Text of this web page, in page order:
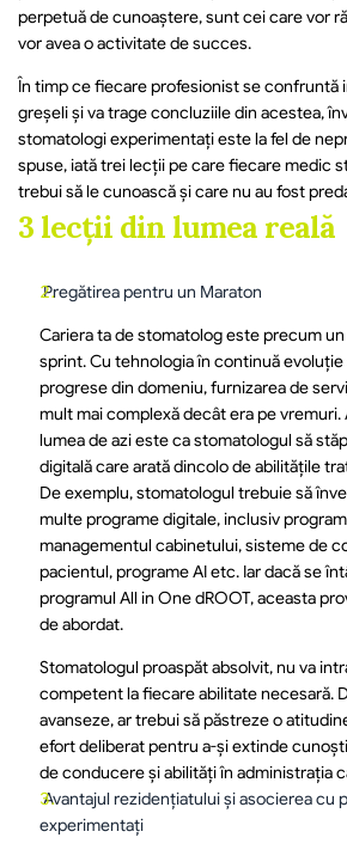
perpetuă de cunoaștere, sunt cei care vor
vor avea o activitate de succes.
În timp ce fiecare profesionist se confruntă
greșeli și va trage concluziile din acestea,
stomatologi experimentați este la fel de
spuse, iată trei lecții pe care fiecare medic
trebui să le cunoască și care nu au fost
3 lecții din lumea reală
Pregătirea pentru un Maraton
Cariera ta de stomatolog este precum
sprint. Cu tehnologia în continuă
progrese din domeniu, furnizarea de
mult mai complexă decât era pe
lumea de azi este ca stomatologul să
digitală care arată dincolo de abilitățile
De exemplu, stomatologul trebuie să
multe programe digitale, inclusiv
managementul cabinetului, sisteme de
pacientul, programe AI etc. Iar dacă se
programul All in One dROOT, aceasta
de abordat.
Stomatologul proaspăt absolvit, nu va
competent la fiecare abilitate necesară.
avanseze, ar trebui să păstreze o
efort deliberat pentru a-și extinde
de conducere și abilități în administrația
Avantajul rezidențiatului și asocierea cu profesioniști
experimentați